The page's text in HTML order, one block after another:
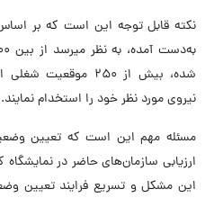
نکته قابل توجه این است که بر
شده، بیش از 250
نیروی مورد نظر خود را استخدام نمایند.
مسئله مهم این است که تعیین
ارزیابی سازمان‌های حاضر در
این مشکل و تسریع فرایند تعیین